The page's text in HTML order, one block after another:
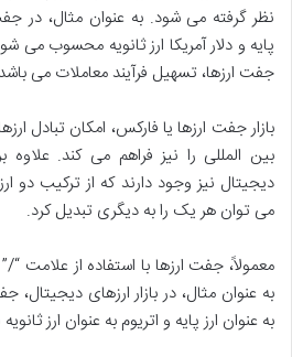
پایه و دلار آمریکا ارز ثانویه محسوب می
جفت ارزها، تسهیل فرآیند معاملات می
بازار جفت ارزها یا فارکس، امکان تبادل
بین المللی را نیز فراهم می کند.
دیجیتال نیز وجود دارند که از ترکیب دو
می توان هر یک را به دیگری تبدیل کرد.
معمولاً، جفت ارزها با استفاده از علامت
به عنوان ارز پایه و اتریوم به عنوان ارز